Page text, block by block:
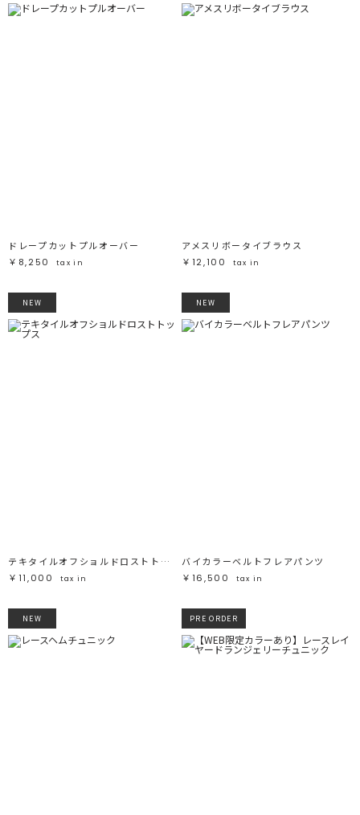
ドレープカットプルオーバー
￥8,250
tax in
アメスリボータイブラウス
￥12,100
tax in
NEW
テキタイルオフショルドロストトップス
￥11,000
tax in
NEW
バイカラーベルトフレアパンツ
￥16,500
tax in
NEW PRE ORDER